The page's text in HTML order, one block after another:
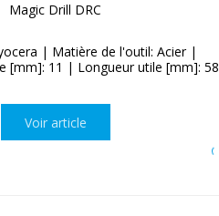
Magic Drill DRC
| Matière de l'outil: Acier |
[mm]: 11 | Longueur utile [mm]: 58
Voir article